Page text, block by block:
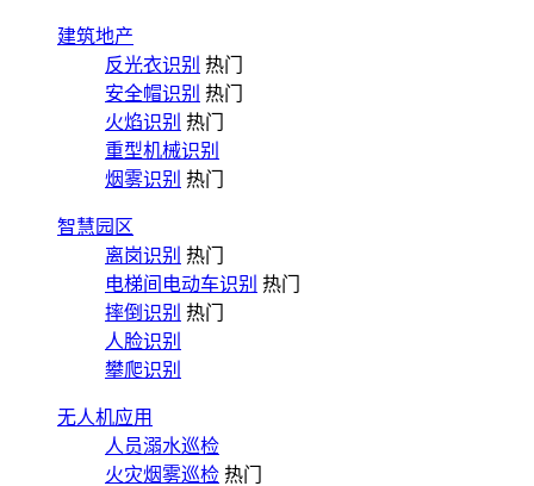
建筑地产
反光衣识别 热门
安全帽识别 热门
火焰识别 热门
重型机械识别
烟雾识别 热门
智慧园区
离岗识别 热门
电梯间电动车识别 热门
摔倒识别 热门
人脸识别
攀爬识别
无人机应用
人员溺水巡检
火灾烟雾巡检 热门